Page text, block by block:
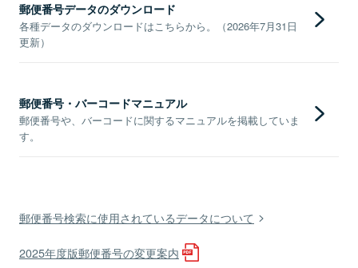
郵便番号データのダウンロード
各種データのダウンロードはこちらから。（2026年7月31日
更新）
郵便番号・バーコードマニュアル
郵便番号や、バーコードに関するマニュアルを掲載していま
す。
郵便番号検索に使用されているデータについて
2025年度版郵便番号の変更案内